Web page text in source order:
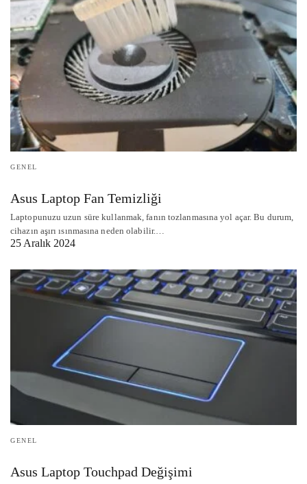
GENEL
Asus Laptop Fan Temizliği
Laptopunuzu uzun süre kullanmak, fanın tozlanmasına yol açar. Bu durum,
cihazın aşırı ısınmasına neden olabilir.…
25 Aralık 2024
GENEL
Asus Laptop Touchpad Değişimi